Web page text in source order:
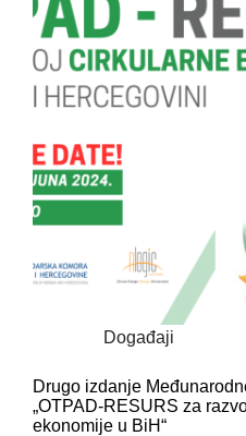
Događaji
Drugo izdanje
„OTPAD-RESURS za
ekonomije u BiH“